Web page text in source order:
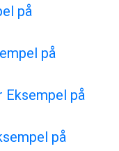
på
på
Eksempel på
på